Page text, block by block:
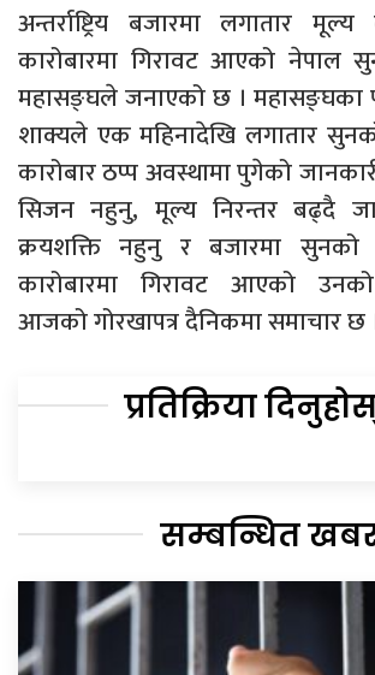
अन्तर्राष्ट्रिय बजारमा लगातार
कारोबारमा गिरावट आएको नेपाल
महासङ्घले जनाएको छ । महासङ्घका
शाक्यले एक महिनादेखि लगातार
कारोबार ठप्प अवस्थामा पुगेको
सिजन नहुनु, मूल्य निरन्तर बढ्दै
क्रयशक्ति नहुनु र बजारमा सुनको
कारोबारमा गिरावट आएको
आजको गोरखापत्र दैनिकमा समाचार छ
प्रतिक्रिया
सम्बन्धित